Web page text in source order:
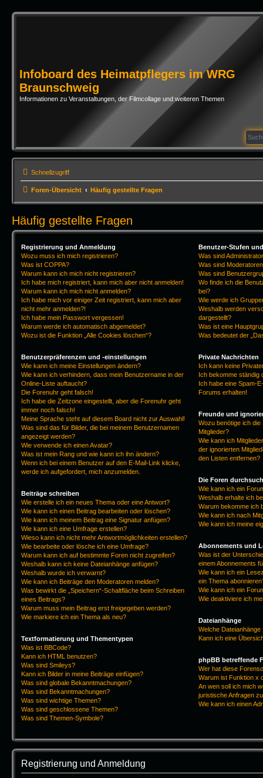
Infoboard des Heimatpflegers im WRG
Braunschweig
Informationen zu Veranstaltungen, der Filmcollage und weiteren Themen
Schnellzugriff
Foren-Übersicht Häufig gestellte Fragen
Häufig gestellte Fragen
Registrierung und Anmeldung
Wozu muss ich mich registrieren?
Was ist COPPA?
Warum kann ich mich nicht registrieren?
Ich habe mich registriert, kann mich aber nicht anmelden!
Warum kann ich mich nicht anmelden?
Ich habe mich vor einiger Zeit registriert, kann mich aber
nicht mehr anmelden?!
Ich habe mein Passwort vergessen!
Warum werde ich automatisch abgemeldet?
Wozu ist die Funktion „Alle Cookies löschen“?
Benutzerpräferenzen und -einstellungen
Wie kann ich meine Einstellungen ändern?
Wie kann ich verhindern, dass mein Benutzername in der
Online-Liste auftaucht?
Die Forenuhr geht falsch!
Ich habe die Zeitzone eingestellt, aber die Forenuhr geht
immer noch falsch!
Meine Sprache steht auf diesem Board nicht zur Auswahl!
Was sind das für Bilder, die bei meinem Benutzernamen
angezeigt werden?
Wie verwende ich einen Avatar?
Was ist mein Rang und wie kann ich ihn ändern?
Wenn ich bei einem Benutzer auf den E-Mail-Link klicke,
werde ich aufgefordert, mich anzumelden.
Beiträge schreiben
Wie erstelle ich ein neues Thema oder eine Antwort?
Wie kann ich einen Beitrag bearbeiten oder löschen?
Wie kann ich meinem Beitrag eine Signatur anfügen?
Wie kann ich eine Umfrage erstellen?
Wieso kann ich nicht mehr Antwortmöglichkeiten erstellen?
Wie bearbeite oder lösche ich eine Umfrage?
Warum kann ich auf bestimmte Foren nicht zugreifen?
Weshalb kann ich keine Dateianhänge anfügen?
Weshalb wurde ich verwarnt?
Wie kann ich Beiträge den Moderatoren melden?
Was bewirkt die „Speichern“-Schaltfläche beim Schreiben
eines Beitrags?
Warum muss mein Beitrag erst freigegeben werden?
Wie markiere ich ein Thema als neu?
Textformatierung und Thementypen
Was ist BBCode?
Kann ich HTML benutzen?
Was sind Smileys?
Kann ich Bilder in meine Beiträge einfügen?
Was sind globale Bekanntmachungen?
Was sind Bekanntmachungen?
Was sind wichtige Themen?
Was sind geschlossene Themen?
Was sind Themen-Symbole?
Benutzer-Stufen
Was sind
Was sind
Was sind
Wo finde ich die
bei?
Wie werde ich
Weshalb werden
dargestellt?
Was ist eine
Was bedeutet der
Private Nachrichten
Ich kann keine
Ich bekomme ständig
Ich habe eine Spam-
Forums erhalten!
Freunde und
Wozu benötige ich
Mitglieder?
Wie kann ich
der ignorierten
den Listen entfernen?
Die Foren
Wie kann ich ein
Weshalb erhalte ich
Warum bekomme ich
Wie kann ich nach
Wie kann ich meine
Abonnements und
Was ist der
einem Abonnements
Wie kann ich ein
ein Thema
Wie kann ich ein
Wie deaktiviere ich
Dateianhänge
Welche
Kann ich eine
phpBB betreffende
Wer hat diese
Warum ist Funktion x
An wen soll ich mich
juristische Anfragen
Wie kann ich einen
Registrierung und Anmeldung